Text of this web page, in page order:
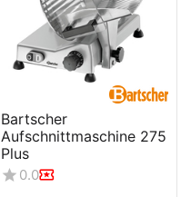
Bartscher
Aufschnittmaschine 275
Plus
0.0